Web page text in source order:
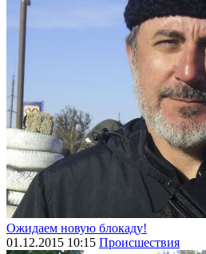
Ожидаем новую блокаду!
01.12.2015 10:15 Происшествия